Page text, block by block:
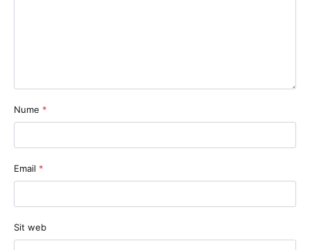
Nume *
Email *
Sit web